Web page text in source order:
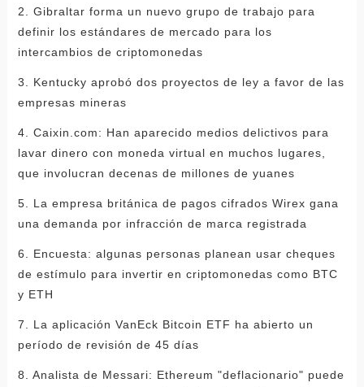
2. Gibraltar forma un nuevo grupo de trabajo para
definir los estándares de mercado para los
intercambios de criptomonedas
3. Kentucky aprobó dos proyectos de ley a favor de las
empresas mineras
4. Caixin.com: Han aparecido medios delictivos para
lavar dinero con moneda virtual en muchos lugares,
que involucran decenas de millones de yuanes
5. La empresa británica de pagos cifrados Wirex gana
una demanda por infracción de marca registrada
6. Encuesta: algunas personas planean usar cheques
de estímulo para invertir en criptomonedas como BTC
y ETH
7. La aplicación VanEck Bitcoin ETF ha abierto un
período de revisión de 45 días
8. Analista de Messari: Ethereum "deflacionario" puede